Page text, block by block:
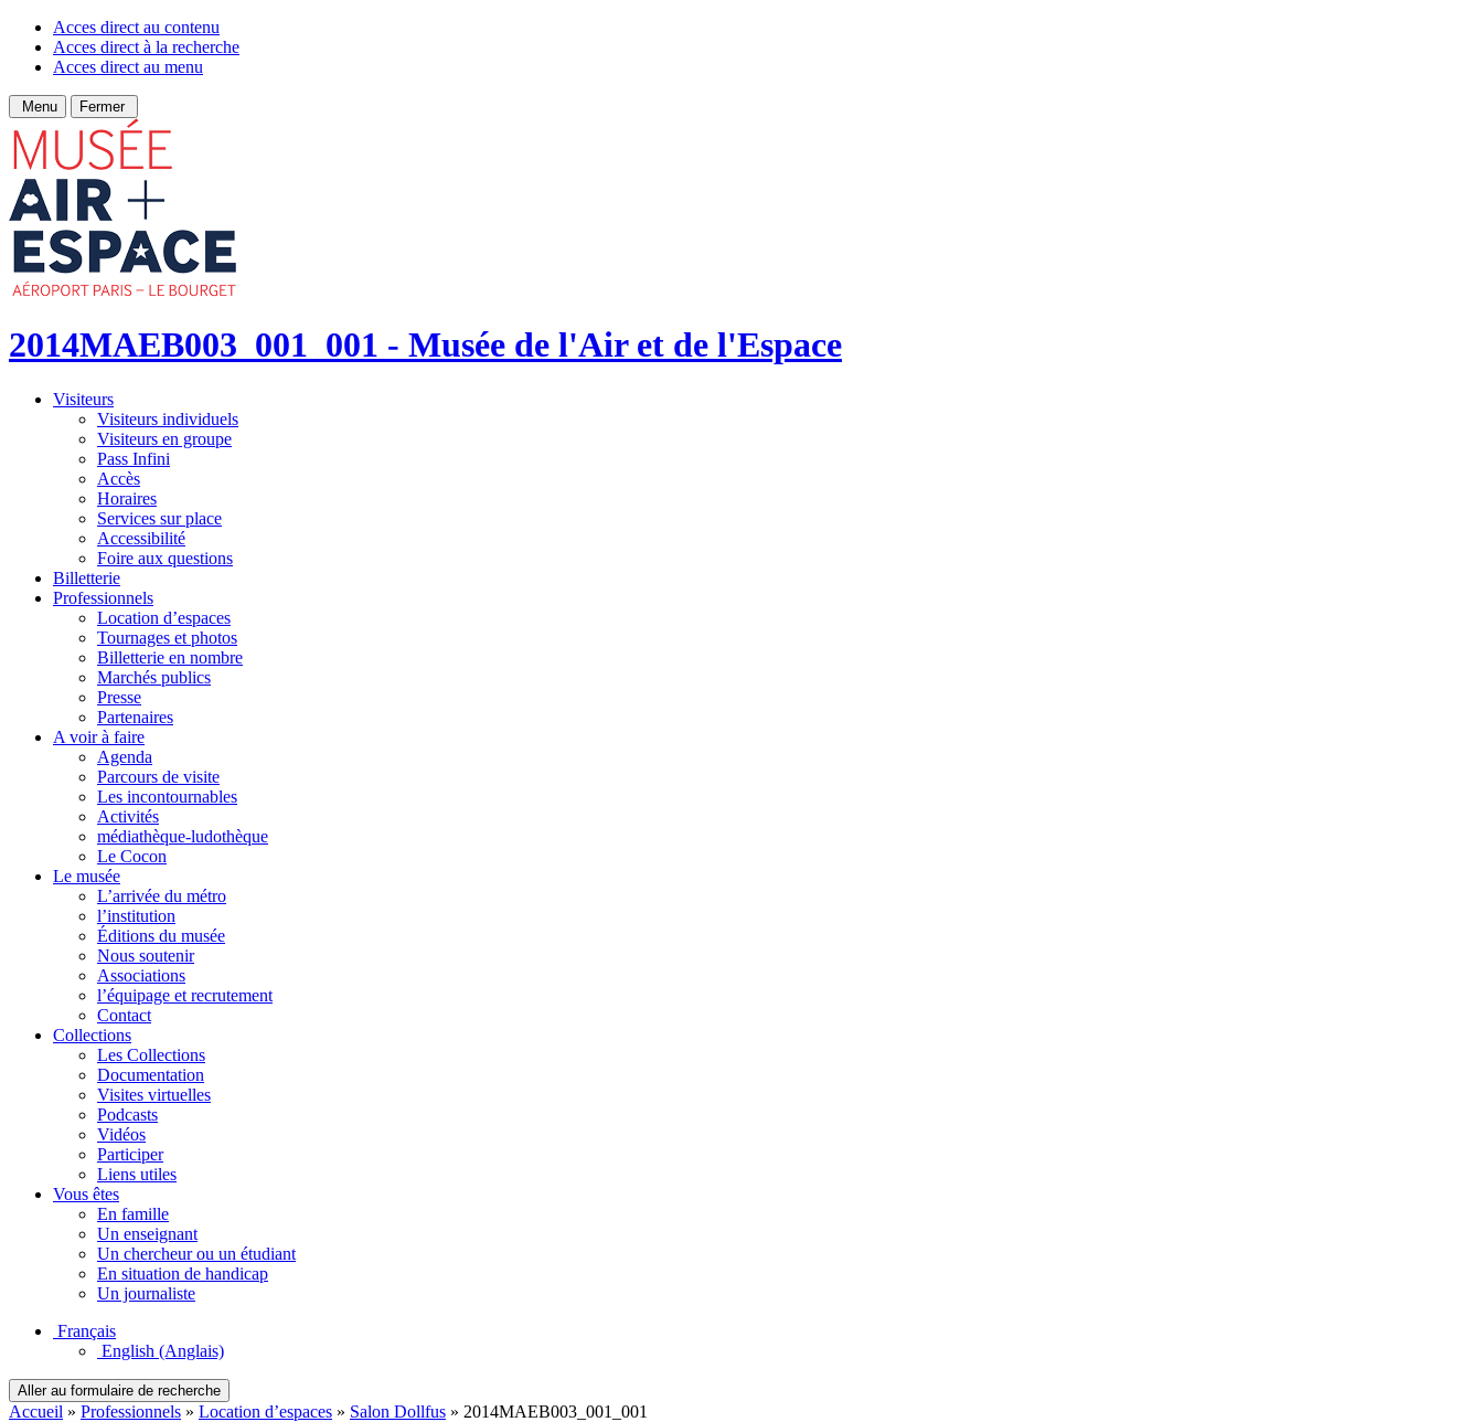
Acces direct au contenu
Acces direct à la recherche
Acces direct au menu
Menu Fermer
2014MAEB003_001_001 - Musée de l'Air et de l'Espace
Visiteurs
Visiteurs individuels
Visiteurs en groupe
Pass Infini
Accès
Horaires
Services sur place
Accessibilité
Foire aux questions
Billetterie
Professionnels
Location d’espaces
Tournages et photos
Billetterie en nombre
Marchés publics
Presse
Partenaires
A voir à faire
Agenda
Parcours de visite
Les incontournables
Activités
médiathèque-ludothèque
Le Cocon
Le musée
L’arrivée du métro
l’institution
Éditions du musée
Nous soutenir
Associations
l’équipage et recrutement
Contact
Collections
Les Collections
Documentation
Visites virtuelles
Podcasts
Vidéos
Participer
Liens utiles
Vous êtes
En famille
Un enseignant
Un chercheur ou un étudiant
En situation de handicap
Un journaliste
Français
English (Anglais)
Aller au formulaire de recherche
Accueil » Professionnels » Location d’espaces » Salon Dollfus » 2014MAEB003_001_001